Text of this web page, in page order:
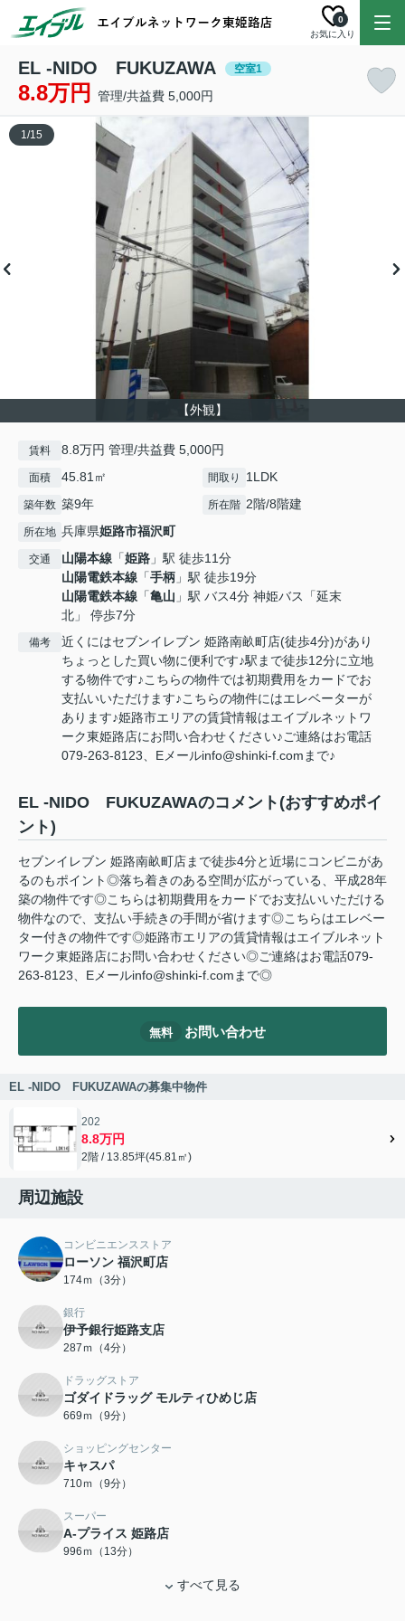
お気に入り
0
EL -NIDO FUKUZAWA 空室1
8.8万円 管理/共益費 5,000円
【外観】
1/15
賃料 8.8万円 管理/共益費 5,000円
面積 45.81㎡ 間取り 1LDK
築年数 築9年 所在階 2階/8階建
所在地 兵庫県姫路市福沢町
交通 山陽本線 「姫路 」駅 徒歩11分
山陽電鉄本線 「手柄 」駅 徒歩19分
山陽電鉄本線 「亀山 」駅 バス4分 神姫バス「延末
北」 停歩7分
備考
近くにはセブンイレブン 姫路南畝町店(徒歩4分)があり
ちょっとした買い物に便利です♪駅まで徒歩12分に立地
する物件です♪こちらの物件では初期費用をカードでお
支払いいただけます♪こちらの物件にはエレベーターが
あります♪姫路市エリアの賃貸情報はエイブルネットワ
ーク東姫路店にお問い合わせください♪ご連絡はお電話
079-263-8123、Eメールinfo@shinki-f.comまで♪
EL -NIDO FUKUZAWAのコメント(おすすめポイ
ント)
セブンイレブン 姫路南畝町店まで徒歩4分と近場にコンビニがあ
るのもポイント◎落ち着きのある空間が広がっている、平成28年
築の物件です◎こちらは初期費用をカードでお支払いいただける
物件なので、支払い手続きの手間が省けます◎こちらはエレベー
ター付きの物件です◎姫路市エリアの賃貸情報はエイブルネット
ワーク東姫路店にお問い合わせください◎ご連絡はお電話079-
263-8123、Eメールinfo@shinki-f.comまで◎
無料 お問い合わせ
EL -NIDO FUKUZAWAの募集中物件
202
8.8万円
2階 / 13.85坪(45.81㎡)
周辺施設
コンビニエンスストア
ローソン 福沢町店
174ｍ（3分）
銀行
伊予銀行姫路支店
287ｍ（4分）
ドラッグストア
ゴダイドラッグ モルティひめじ店
669ｍ（9分）
ショッピングセンター
キャスパ
710ｍ（9分）
スーパー
A-プライス 姫路店
996ｍ（13分）
すべて見る